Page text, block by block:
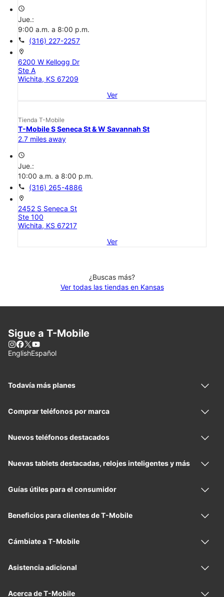
access_time
Jue.:
9:00 a.m. a 8:00 p.m.
call (316) 227-2257
location_on
6200 W Kellogg Dr
Ste A
Wichita, KS 67209
Ver
Tienda T-Mobile
T-Mobile S Seneca St & W Savannah St
2.7 miles away
access_time
Jue.:
10:00 a.m. a 8:00 p.m.
call (316) 265-4886
location_on
2452 S Seneca St
Ste 100
Wichita, KS 67217
Ver
¿Buscas más?
Ver todas las tiendas en Kansas